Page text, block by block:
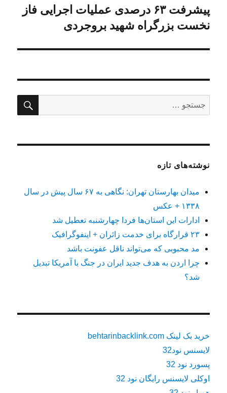
نوشته
بعدی:
پیشرفت ۶۳ درصدی عملیات اجرایی فاز
نخست بزرگراه شهید بروجردی
برای:
نوشته‌های تازه
میدان بهارستان تهران: نگاهی به ۶۷ سال پیش در سال
۱۳۳۸ + عکس
ادارات این استان‌ها فردا چهارشنبه تعطیل شد
۲۳ قرارگاه برای خدمت زائران + اینفوگرافیک
مد محبوبی که می‌تواند ناقل عفونت باشد
چرا اردن به هدف جدید ایران در جنگ با آمریکا تبدیل
شد؟
خرید بک لینک behtarinbacklink.com
لایسنس نود32
پسورد نود 32
اوکلی لایسنس رایگان نود 32